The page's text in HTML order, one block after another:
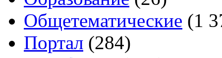
Общетематические (1
Портал (284)